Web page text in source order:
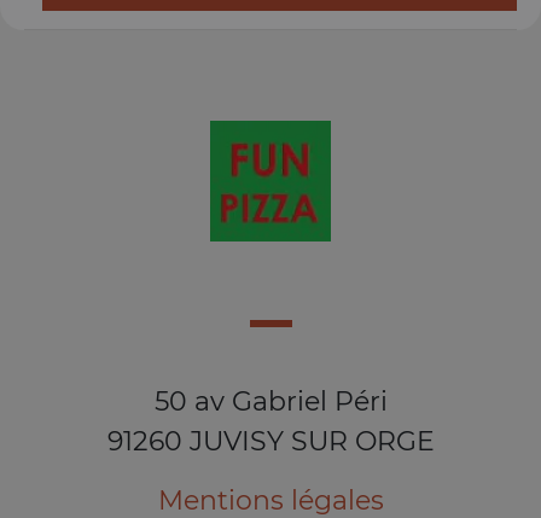
50 av Gabriel Péri
91260 JUVISY SUR ORGE
Mentions légales